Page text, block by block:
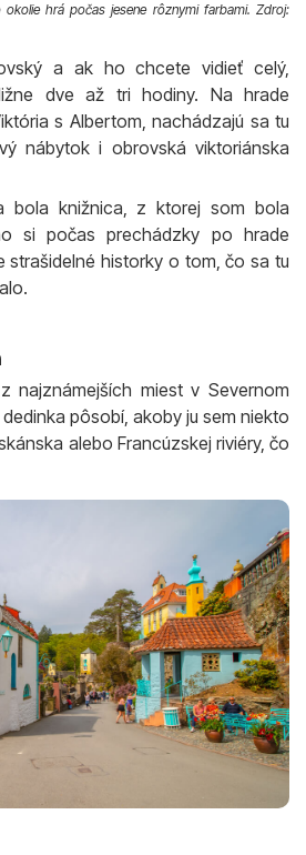
hrá počas jesene rôznymi farbami. Zdroj:
a ak ho chcete vidieť celý,
dve až tri hodiny. Na hrade
s Albertom, nachádzajú sa tu
nábytok i obrovská viktoriánska
bola knižnica, z ktorej som bola
si počas prechádzky po hrade
strašidelné historky o tom, čo sa tu
najznámejších miest v Severnom
pôsobí, akoby ju sem niekto
alebo Francúzskej riviéry, čo